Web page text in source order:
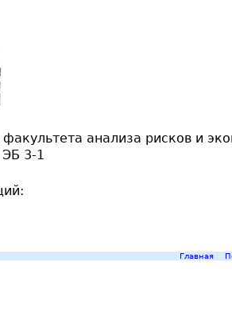
факультета анализа рисков и
ЭБ 3-1
Главная